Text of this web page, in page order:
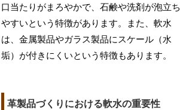
口当たりがまろやかで、石鹸や洗剤が泡立ち
やすいという特徴があります。また、軟水
は、金属製品やガラス製品にスケール（水
垢）が付きにくいという特徴もあります。
革製品づくりにおける軟水の重要性